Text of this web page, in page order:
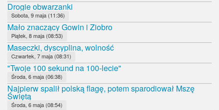
Drogie obwarzanki
Sobota, 9 maja (11:36)
Mało znaczący Gowin i Ziobro
Piątek, 8 maja (08:53)
Maseczki, dyscyplina, wolność
Czwartek, 7 maja (08:31)
"Twoje 100 sekund na 100-lecie"
Środa, 6 maja (06:38)
Najpierw spalił polską flagę, potem sparodiował Mszę
Świętą
Środa, 6 maja (08:54)